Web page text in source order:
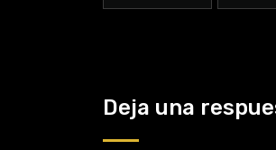
Deja una